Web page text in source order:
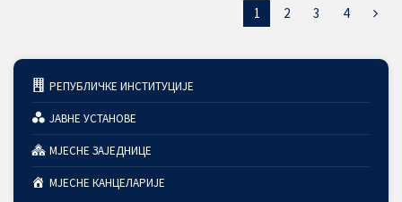
1 2 3 4
РЕПУБЛИЧКЕ ИНСТИТУЦИЈЕ
ЈАВНЕ УСТАНОВЕ
МЈЕСНЕ ЗАЈЕДНИЦЕ
МЈЕСНЕ КАНЦЕЛАРИЈЕ